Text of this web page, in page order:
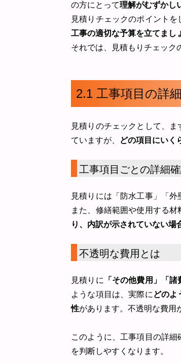
の方にとって理解がむずかし
見積りチェックのポイントを
工事の適切な予算を立てまし
それでは、見積もりチェック
2.1 工事項目の詳
見積りのチェックとして、ま
ていますが、
どの項目にいく
工事項目ごとの詳細
見積りには「防水工事」「
また、修繕範囲や使用する材
り、内訳が示されていない場
不透明な費用とは
見積りに 「その他費用」「諸
ような項目は、実際に どのよ
性があります。不透明な費用
このように、工事項目の詳
を判断しやすくなります。